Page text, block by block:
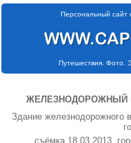
Персональный сайт
Путешествия. Фото.
ЖЕЛЕЗНОДОРОЖНЫЙ
Здание железнодорожного
съёмка 18.03.2013,